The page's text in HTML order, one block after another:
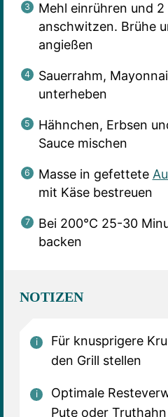
Mehl einrühren und
anschwitzen. Brühe
angießen
Sauerrahm,
unterheben
Hähnchen, Erbsen
Sauce mischen
Masse in gefettete
mit Käse bestreuen
Bei 200°C 25-30
backen
NOTIZEN
Für knusprigere
den Grill stellen
Optimale
Pute oder